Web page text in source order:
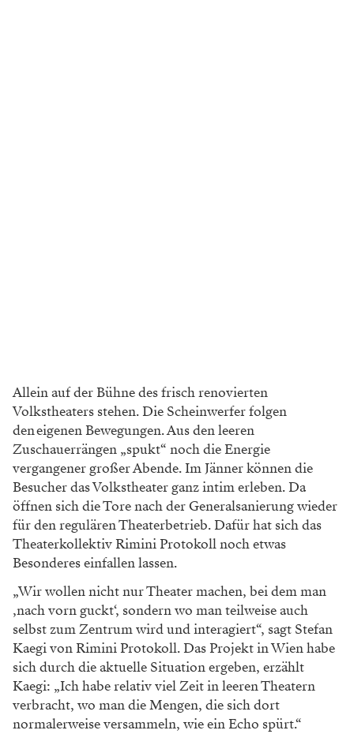
Allein auf der Bühne des frisch renovierten
Volkstheaters stehen. Die Scheinwerfer folgen
den eigenen Bewegungen. Aus den leeren
Zuschauerrängen „spukt“ noch die Energie
vergangener großer Abende. Im Jänner können die
Besucher das Volkstheater ganz intim erleben. Da
öffnen sich die Tore nach der Generalsanierung wieder
für den regulären Theaterbetrieb. Dafür hat sich das
Theaterkollektiv Rimini Protokoll noch etwas
Besonderes einfallen lassen.
„Wir wollen nicht nur Theater machen, bei dem man
‚nach vorn guckt‘, son­dern wo man teilweise auch
selbst zum Zentrum wird und interagiert“, sagt Stefan
Kaegi von Rimini Protokoll. Das Projekt in Wien habe
sich durch die aktuelle Situation ergeben, erzählt
Kaegi: „Ich habe relativ viel Zeit in leeren Theatern
verbracht, wo man die Mengen, die sich dort
normalerweise versammeln, wie ein Echo spürt.“